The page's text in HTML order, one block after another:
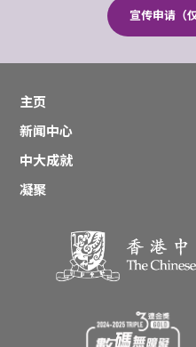
宣传申请（
主页
新闻中心
中大成就
凝聚